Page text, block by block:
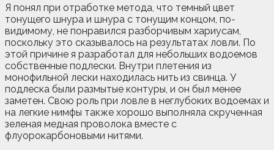
Я понял при отработке метода, что темный цвет
тонущего шнура и шнура с тонущим концом, по-
видимому, не понравился разборчивым хариусам,
поскольку это сказывалось на результатах ловли. По
этой причине я разработал для небольших водоемов
собственные подлески. Внутри плетения из
монофильной лески находилась нить из свинца. У
подлеска были размытые контуры, и он был менее
заметен. Свою роль при ловле в неглубоких водоемах и
на легкие нимфы также хорошо выполняла скрученная
зеленая медная проволока вместе с
флуорокарбоновыми нитями.